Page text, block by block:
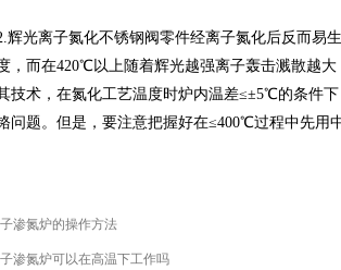
离子氮化不锈钢阀零件经离子氮化后反而易生
，而在420℃以上随着辉光越强离子轰击溅散越
技术，在氮化工艺温度时炉内温差≤±5℃的条件
问题。但是，要注意把握好在≤400℃过程中先用
渗氮炉的操作方法
渗氮炉可以在高温下工作吗